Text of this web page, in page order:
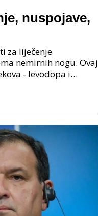
nuspojave,
za liječenje
nemirnih nogu. Ovaj
- levodopa i